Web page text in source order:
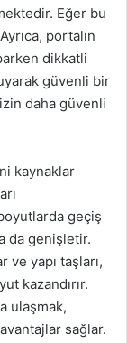
Eğer bu
portalın
dikkatli
güvenli bir
daha güvenli
kaynaklar
geçiş
da genişletir.
ve yapı taşları,
kazandırır.
ulaşmak,
sağlar.